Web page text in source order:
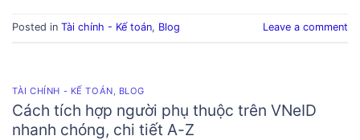
Posted in Tài chính - Kế toán, Blog Leave a comment
TÀI CHÍNH - KẾ TOÁN, BLOG
Cách tích hợp người phụ thuộc trên VNeID
nhanh chóng, chi tiết A-Z